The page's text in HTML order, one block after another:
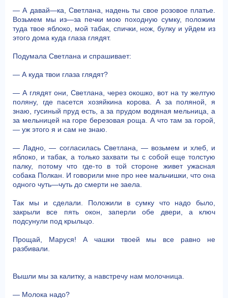
— А давай—ка, Светлана, надень ты свое розовое платье.
Возьмем мы из—за печки мою походную сумку, положим
туда твое яблоко, мой табак, спички, нож, булку и уйдем из
этого дома куда глаза глядят.
Подумала Светлана и спрашивает:
— А куда твои глаза глядят?
— А глядят они, Светлана, через окошко, вот на ту желтую
поляну, где пасется хозяйкина корова. А за поляной, я
знаю, гусиный пруд есть, а за прудом водяная мельница, а
за мельницей на горе березовая роща. А что там за горой,
— уж этого я и сам не знаю.
— Ладно, — согласилась Светлана, — возьмем и хлеб, и
яблоко, и табак, а только захвати ты с собой еще толстую
палку, потому что где-то в той стороне живет ужасная
собака Полкан. И говорили мне про нее мальчишки, что она
одного чуть—чуть до смерти не заела.
Так мы и сделали. Положили в сумку что надо было,
закрыли все пять окон, заперли обе двери, а ключ
подсунули под крыльцо.
Прощай, Маруся! А чашки твоей мы все равно не
разбивали.
Вышли мы за калитку, а навстречу нам молочница.
— Молока надо?